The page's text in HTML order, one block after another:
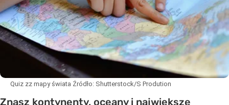
Quiz zz mapy świata Źródło: Shutterstock/S Prodution
Znasz kontynenty, oceany i największe